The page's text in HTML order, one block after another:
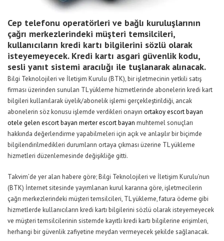
Cep telefonu operatörleri ve bağlı kuruluşlarının
çağrı merkezlerindeki müşteri temsilcileri,
kullanıcıların kredi kartı bilgilerini sözlü olarak
isteyemeyecek. Kredi kartı asgari güvenlik kodu,
sesli yanıt sistemi aracılığı ile tuşlanarak alınacak.
Bilgi Teknolojileri ve İletişim Kurulu (BTK), bir işletmecinin yetkili satış
firması üzerinden sunulan TL yükleme hizmetlerinde abonelerin kredi kart
bilgileri kullanılarak üyelik/abonelik işlemi gerçekleştirildiği, ancak
abonelerin söz konusu işlemde verdikleri onayın ortakoy escort bayan
otele gelen escort bayan merter escort bayan muhtemel sonuçları
hakkında değerlendirme yapabilmeleri için açık ve anlaşılır bir biçimde
bilgilendirilmedikleri durumların ortaya çıkması üzerine TL yükleme
hizmetleri düzenlemesinde değişikliğe gitti.
Takvim’de yer alan habere göre; Bilgi Teknolojileri ve İletişim Kurulu’nun
(BTK) İnternet sitesinde yayımlanan kurul kararına göre, işletmecilerin
çağrı merkezlerindeki müşteri temsilcileri, TL yükleme, fatura ödeme gibi
hizmetlerde kullanıcıların kredi kartı bilgilerini sözlü olarak isteyemeyecek
ve müşteri temsilcilerinin sistemde kayıtlı kredi kartı bilgilerine erişimleri,
herhangi bir güvenlik zafiyetine meydan vermeyecek şekilde sağlanacak.